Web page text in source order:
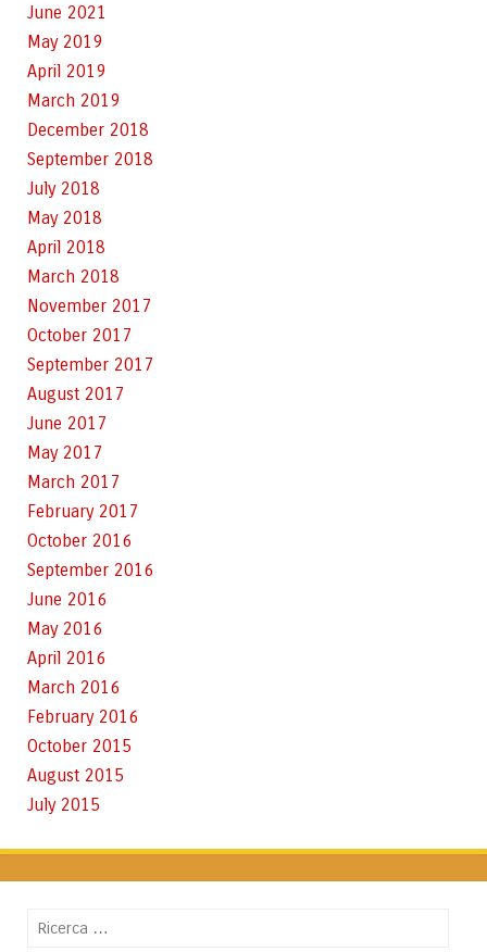
June 2021
May 2019
April 2019
March 2019
December 2018
September 2018
July 2018
May 2018
April 2018
March 2018
November 2017
October 2017
September 2017
August 2017
June 2017
May 2017
March 2017
February 2017
October 2016
September 2016
June 2016
May 2016
April 2016
March 2016
February 2016
October 2015
August 2015
July 2015
Cerca